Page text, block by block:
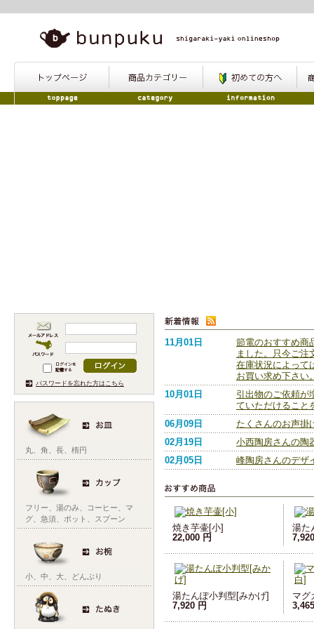
パスワードを忘れた方はこちら
丸 角 長 楕円
フリー 湯のみ コーヒー
マ
グ
急須 ポット スプーン
小 中 大 どんぶり
11月01日
節電のおすすめ商
ました。只今ご注
在庫状況によって
お買い求め下さい
10月01日
引出物のご依頼が
ていただけること
06月09日
たくさんのお声掛
02月19日
小西陶房さんの陶
02月05日
峰陶房さんのデザ
焼き芋壷[小]
22,000 円
湯た
湯たんぽ小判型[みかげ]
7,920 円
マグ